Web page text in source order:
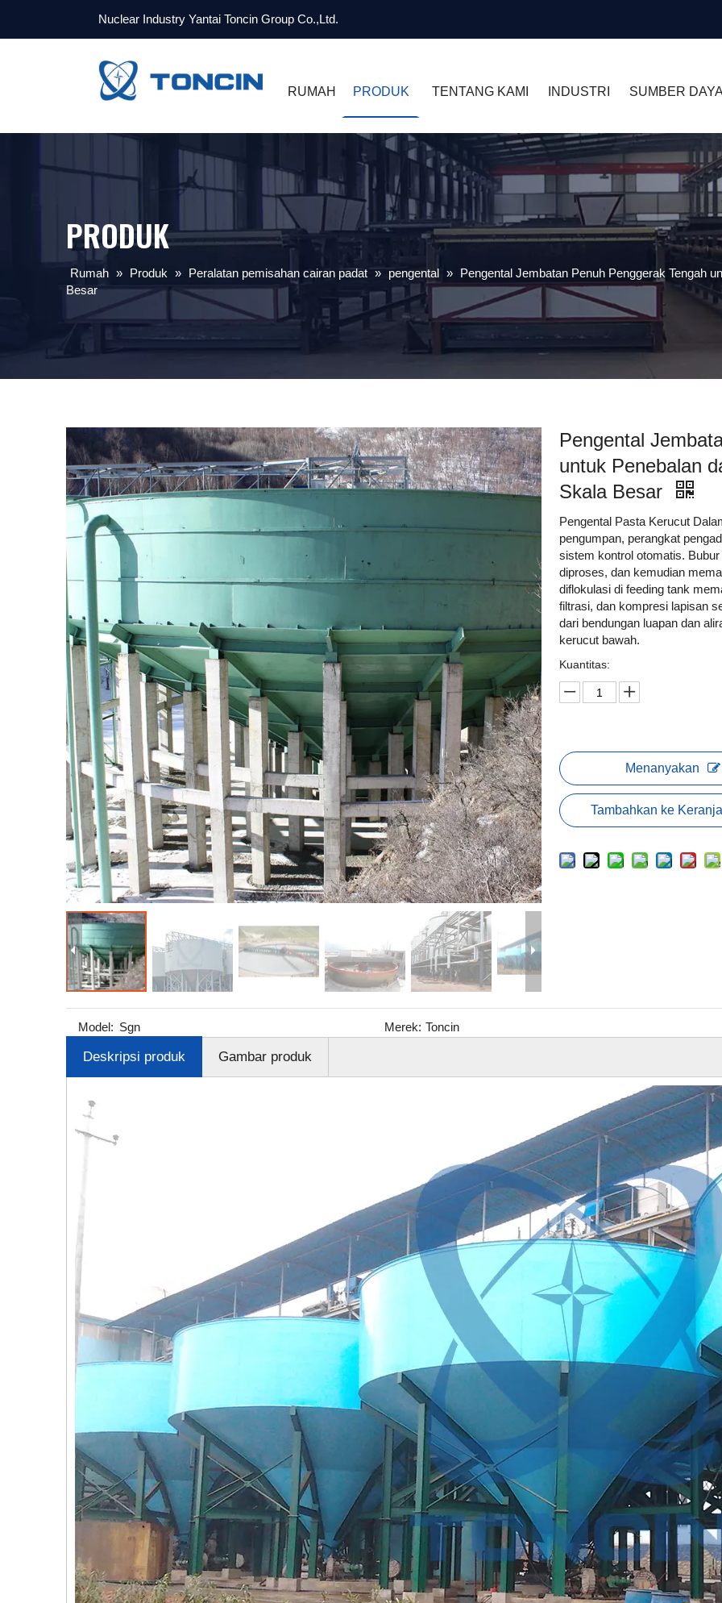
Nuclear Industry Yantai Toncin Group Co.,Ltd.
RUMAH PRODUK TENTANG KAMI INDUSTRI SUMBER
PRODUK
Rumah » Produk » Peralatan pemisahan cairan padat » pengental » Pengental Jembatan Penuh Penggerak Tengah
Besar
Pengental
untuk Penebalan
Skala Besar
Pengental Pasta Kerucut
pengumpan, perangkat
sistem kontrol otomatis.
diproses, dan kemudian
diflokulasi di feeding tank
filtrasi, dan kompresi lapisan
dari bendungan luapan dan
kerucut bawah.
Kuantitas:
Menanyakan
Tambahkan ke
Model: Sgn Merek: Toncin
Deskripsi produk Gambar produk